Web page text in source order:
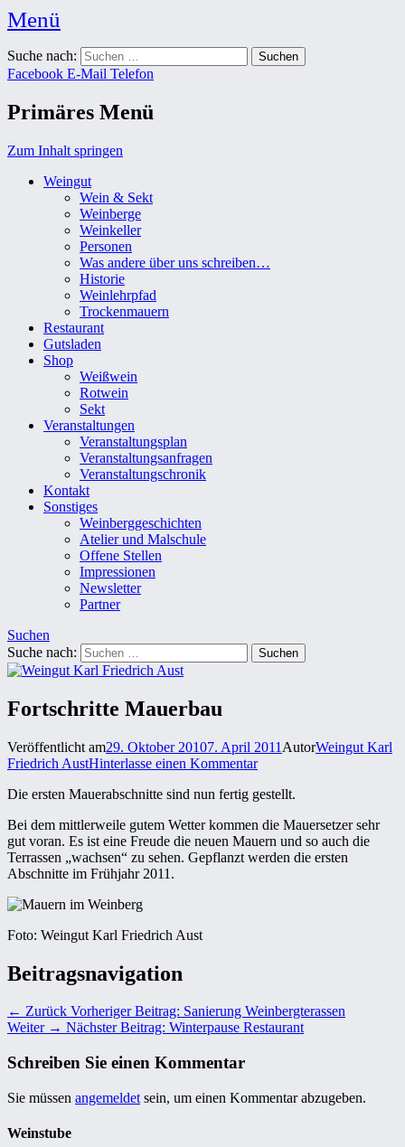
Menü
Weingut Karl Friedrich Aust
Das Weingut im Herzen der Radebeuler Oberlößnitz
Suche nach:
Facebook E-Mail Telefon
Primäres Menü
Zum Inhalt springen
Weingut
Wein & Sekt
Weinberge
Weinkeller
Personen
Was andere über uns schreiben…
Historie
Weinlehrpfad
Trockenmauern
Restaurant
Gutsladen
Shop
Weißwein
Rotwein
Sekt
Veranstaltungen
Veranstaltungsplan
Veranstaltungsanfragen
Veranstaltungschronik
Kontakt
Sonstiges
Weinberggeschichten
Atelier und Malschule
Offene Stellen
Impressionen
Newsletter
Partner
Suchen
Suche nach:
Fortschritte Mauerbau
Veröffentlicht am29. Oktober 20107. April 2011 AutorWeingut Karl
Friedrich AustHinterlasse einen Kommentar
Die ersten Mauerabschnitte sind nun fertig gestellt.
Bei dem mittlerweile gutem Wetter kommen die Mauersetzer sehr
gut voran. Es ist eine Freude die neuen Mauern und so auch die
Terrassen „wachsen“ zu sehen. Gepflanzt werden die ersten
Abschnitte im Frühjahr 2011.
Foto: Weingut Karl Friedrich Aust
Beitragsnavigation
← Zurück Vorheriger Beitrag: Sanierung Weinbergterassen
Weiter → Nächster Beitrag: Winterpause Restaurant
Schreiben Sie einen Kommentar
Sie müssen angemeldet sein, um einen Kommentar abzugeben.
Weinstube